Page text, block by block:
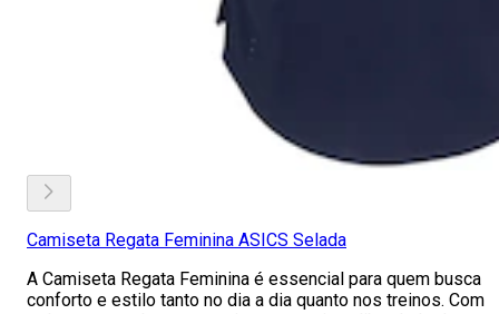
Camiseta Regata Feminina ASICS Selada
A Camiseta Regata Feminina é essencial para quem busca
conforto e estilo tanto no dia a dia quanto nos treinos. Com